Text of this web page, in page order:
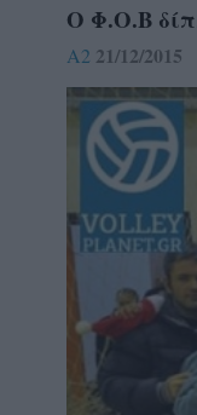
Ο Φ.Ο.Β
A2 21/12/2015